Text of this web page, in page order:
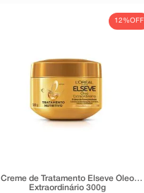
12%OFF
Creme de Tratamento Elseve Óleo
Extraordinário 300g